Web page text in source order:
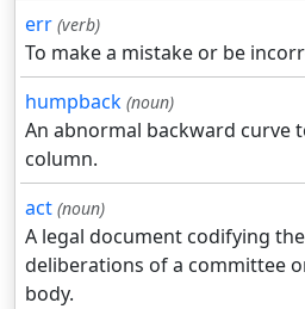
err (verb)
To make a mistake or be
humpback (noun)
An abnormal backward curve
column.
act (noun)
A legal document codifying
deliberations of a committee
body.